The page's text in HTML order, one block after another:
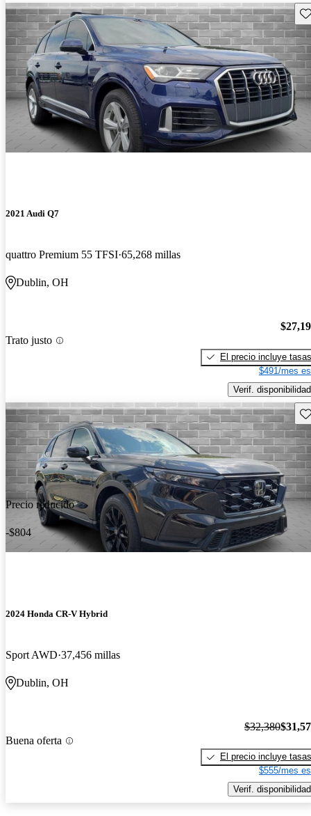
2021 Audi Q7
quattro Premium 55 TFSI 65,268 millas
Dublin, OH
Trato justo
El precio incluye tasas
$491/mes
Verif. disponibilidad
Precio reducido
-$804
2024 Honda CR-V Hybrid
Sport AWD 37,456 millas
Dublin, OH
Buena oferta
$32,380
El precio incluye tasas
$555/mes
Verif. disponibilidad